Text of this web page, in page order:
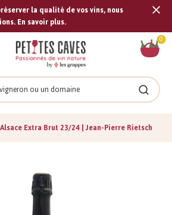
la qualité de vos vins, nous
En savoir plus.
0
Extra Brut 23/24 | Jean-Pierre Rietsch